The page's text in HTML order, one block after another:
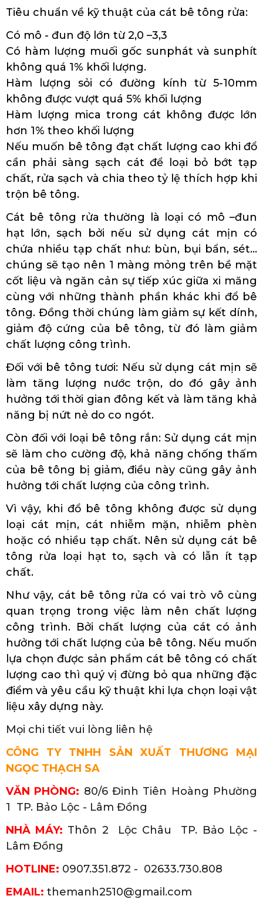
Tiêu chuẩn về kỹ thuật của cát bê tông rửa:
Có mô - đun độ lớn từ 2,0 –3,3
Có hàm lượng muối gốc sunphát và sunphít
không quá 1% khối lượng.
Hàm lượng sỏi có đường kính từ 5-10mm
không được vượt quá 5% khối lượng
Hàm lượng mica trong cát không được lớn
hơn 1% theo khối lượng
Nếu muốn bê tông đạt chất lượng cao khi đổ
cần phải sàng sạch cát để loại bỏ bớt tạp
chất, rửa sạch và chia theo tỷ lệ thích hợp khi
trộn bê tông.
Cát bê tông rửa thường là loại có mô –đun
hạt lớn, sạch bởi nếu sử dụng cát mịn có
chứa nhiều tạp chất như: bùn, bụi bẩn, sét…
chúng sẽ tạo nên 1 màng mỏng trên bề mặt
cốt liệu và ngăn cản sự tiếp xúc giữa xi măng
cùng với những thành phần khác khi đổ bê
tông. Đồng thời chúng làm giảm sự kết dính,
giảm độ cứng của bê tông, từ đó làm giảm
chất lượng công trình.
Đối với bê tông tươi: Nếu sử dụng cát mịn sẽ
làm tăng lượng nước trộn, do đó gây ảnh
hưởng tới thời gian đông kết và làm tăng khả
năng bị nứt nẻ do co ngót.
Còn đối với loại bê tông rắn: Sử dụng cát mịn
sẽ làm cho cường độ, khả năng chống thấm
của bê tông bị giảm, điều này cũng gây ảnh
hưởng tới chất lượng của công trình.
Vì vậy, khi đổ bê tông không được sử dụng
loại cát mịn, cát nhiễm mặn, nhiễm phèn
hoặc có nhiều tạp chất. Nên sử dụng cát bê
tông rửa loại hạt to, sạch và có lẫn ít tạp
chất.
Như vậy, cát bê tông rửa có vai trò vô cùng
quan trọng trong việc làm nên chất lượng
công trình. Bởi chất lượng của cát có ảnh
hưởng tới chất lượng của bê tông. Nếu muốn
lựa chọn được sản phẩm cát bê tông có chất
lượng cao thì quý vị đừng bỏ qua những đặc
điểm và yêu cầu kỹ thuật khi lựa chọn loại vật
liệu xây dựng này.
Mọi chi tiết vui lòng liên hệ
CÔNG TY TNHH SẢN XUẤT THƯƠNG MẠI
NGỌC THẠCH SA
VĂN PHÒNG: 80/6 Đinh Tiên Hoàng Phường
1 TP. Bảo Lộc - Lâm Đồng
NHÀ MÁY: Thôn 2 Lộc Châu
TP. Bảo Lộc -
Lâm Đồng
HOTLINE: 0907.351.872 - 02633.730.808
EMAIL: themanh2510@gmail.com